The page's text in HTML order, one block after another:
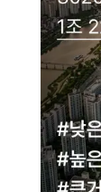
현재 네이